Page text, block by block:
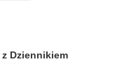
Dziennikiem